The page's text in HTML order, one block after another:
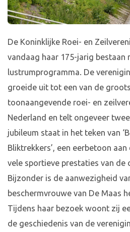
De Koninklijke Roei- en
vandaag haar 175-jarig bestaan
lustrumprogramma. De
groeide uit tot een van de
toonaangevende roei- en
Nederland en telt ongeveer
jubileum staat in het teken van
Bliktrekkers’, een eerbetoon
vele sportieve prestaties van de
Bijzonder is de aanwezigheid
beschermvrouwe van De Maas
Tijdens haar bezoek woont zij
de geschiedenis van de